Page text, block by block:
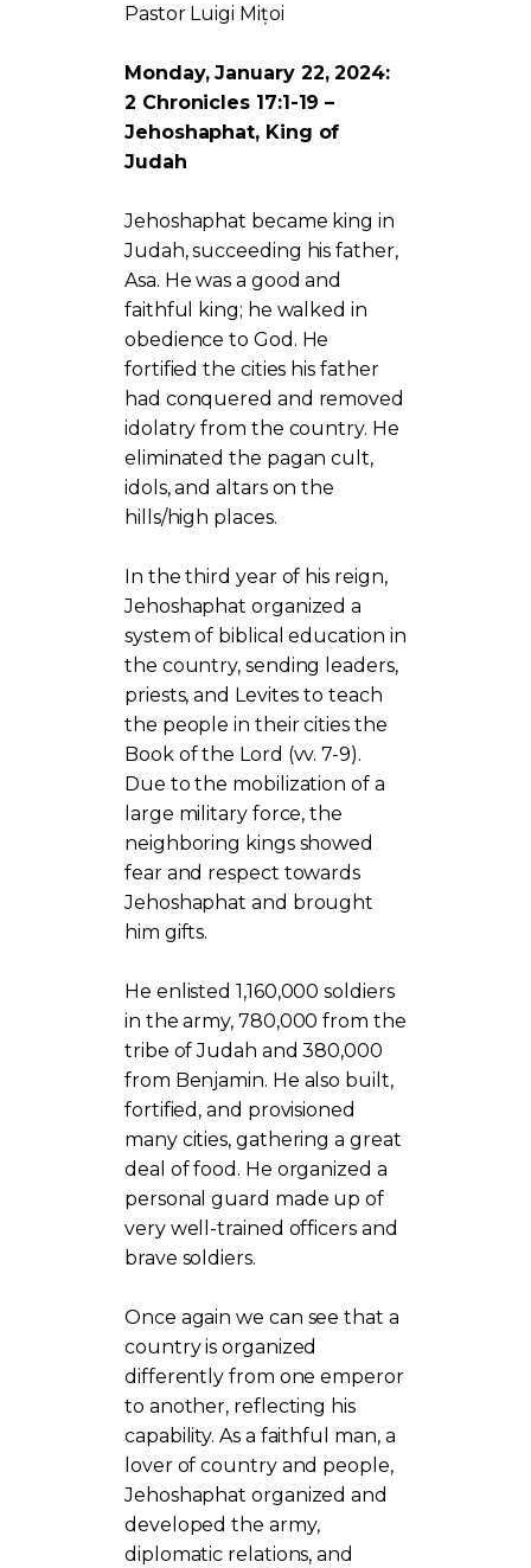
Pastor Luigi Mițoi
Monday, January 22, 2024:
2 Chronicles 17:1-19 –
Jehoshaphat, King of
Judah
Jehoshaphat became king in
Judah, succeeding his father,
Asa. He was a good and
faithful king; he walked in
obedience to God. He
fortified the cities his father
had conquered and removed
idolatry from the country. He
eliminated the pagan cult,
idols, and altars on the
hills/high places.
In the third year of his reign,
Jehoshaphat organized a
system of biblical education in
the country, sending leaders,
priests, and Levites to teach
the people in their cities the
Book of the Lord (vv. 7-9).
Due to the mobilization of a
large military force, the
neighboring kings showed
fear and respect towards
Jehoshaphat and brought
him gifts.
He enlisted 1,160,000 soldiers
in the army, 780,000 from the
tribe of Judah and 380,000
from Benjamin. He also built,
fortified, and provisioned
many cities, gathering a great
deal of food. He organized a
personal guard made up of
very well-trained officers and
brave soldiers.
Once again we can see that a
country is organized
differently from one emperor
to another, reflecting his
capability. As a faithful man, a
lover of country and people,
Jehoshaphat organized and
developed the army,
diplomatic relations, and